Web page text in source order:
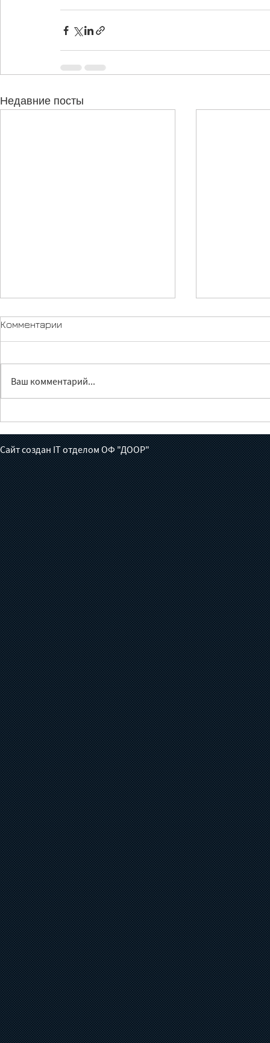
Недавние посты
на себя борьбу с
туберкулезом?
толгон
Комментарии
Ваш комментарий...
Сайт создан IT отделом ОФ "ДООР"